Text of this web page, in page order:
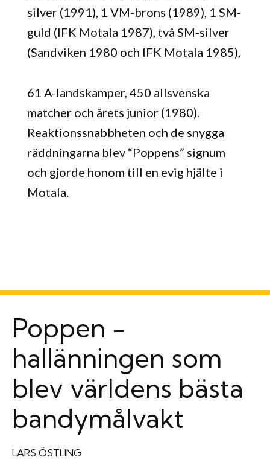
silver (1991), 1 VM-brons (1989), 1 SM-
guld (IFK Motala 1987), två SM-silver
(Sandviken 1980 och IFK Motala 1985),
61 A-landskamper, 450 allsvenska
matcher och årets junior (1980).
Reaktionssnabbheten och de snygga
räddningarna blev “Poppens” signum
och gjorde honom till en evig hjälte i
Motala.
Poppen -
hallänningen som
blev världens bästa
bandymålvakt
LARS ÖSTLING